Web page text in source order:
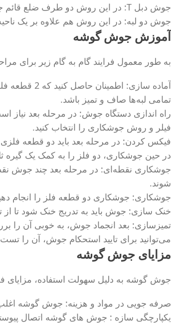
جوش دبل T: در این روش دو طرف ضلع قائم جوش زده خواهد شد.
جوش دو لبه: در این روش هم علاوه بر یک
آموزش جوش گوشه
به طور معمول فرایند گام به گام زیر برای
آماده
تمامی لبه‌ها صاف و تمیز باشد.
راه اندازی دستگاه جوش: در مرحله بعد نیاز
فیلر و روش جوشکاری را انتخاب کنید.
فیکس کردن: در مرحله بعد باید دو قطعه فلزی
در حین جوشکاری، دو فلز را به کمک یک گیره
جوشکاری نقطه‌ای: در مرحله بعد چند جوش
شوند.
جوشکاری: جوشکاری دو قطعه فلز را انجام
خنک سازی: جوش باید به تدریج خنک شود تا
تمیزسازی: بعد انجماد جوش، به خوبی آن را
می‌توانید برای تایید استحکام جوش، آن را
مزایای جوش گوشه
جوش گوشه به دلیل سهولت استفاده، مزایای
صرفه جویی در مواد و هزینه: جوش گوشه اغلب
یکپارچگی سازه : جوش های گوشه اتصال پیوسته